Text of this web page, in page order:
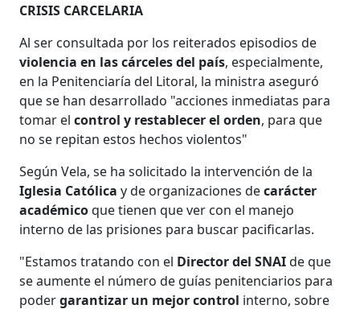
CRISIS CARCELARIA
Al ser consultada por los reiterados episodios de
violencia en las cárceles del país, especialmente,
en la Penitenciaría del Litoral, la ministra aseguró
que se han desarrollado "acciones inmediatas para
tomar elcontrol y restablecer el orden, para que
no se repitan estos hechos violentos"
Según Vela, se ha solicitado la intervención de la
Iglesia Católica y de organizaciones decarácter
académicoque tienen que ver con el manejo
interno de las prisiones para buscar pacificarlas.
"Estamos tratando con el Director del SNAIde que
se aumente el número de guías penitenciarios para
podergarantizar un mejor control interno, sobre